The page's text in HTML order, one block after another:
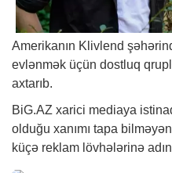
Amerikanın Klivlend
evlənmək üçün dostluq
axtarıb.
BiG.AZ xarici mediaya
olduğu xanımı tapa
küçə reklam lövhələrinə